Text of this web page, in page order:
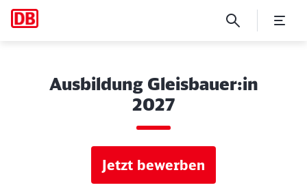
Ausbildung Gleisbauer:in
2027
Jetzt bewerben